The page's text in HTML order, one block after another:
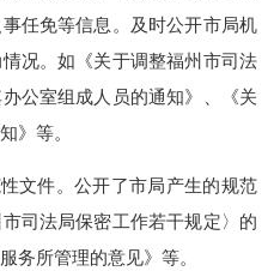
任免等信息。及时公开市局机
况。如《关于调整福州市司法
公室组成人员的通知》、《关
》等。
文件。公开了市局产生的规范
司法局保密工作若干规定〉的
务所管理的意见》等。